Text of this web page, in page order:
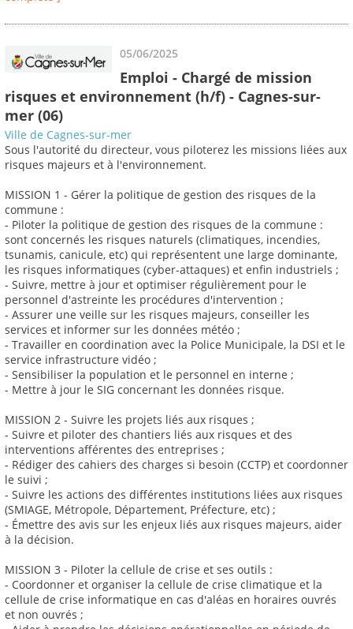
05/06/2025
Emploi - Chargé de mission
risques et environnement (h/f) - Cagnes-sur-
mer (06)
Ville de Cagnes-sur-mer
Sous l'autorité du directeur, vous piloterez les missions liées aux
risques majeurs et à l'environnement.
MISSION 1 - Gérer la politique de gestion des risques de la
commune :
- Piloter la politique de gestion des risques de la commune :
sont concernés les risques naturels (climatiques, incendies,
tsunamis, canicule, etc) qui représentent une large dominante,
les risques informatiques (cyber-attaques) et enfin industriels ;
- Suivre, mettre à jour et optimiser régulièrement pour le
personnel d'astreinte les procédures d'intervention ;
- Assurer une veille sur les risques majeurs, conseiller les
services et informer sur les données météo ;
- Travailler en coordination avec la Police Municipale, la DSI et le
service infrastructure vidéo ;
- Sensibiliser la population et le personnel en interne ;
- Mettre à jour le SIG concernant les données risque.
MISSION 2 - Suivre les projets liés aux risques ;
- Suivre et piloter des chantiers liés aux risques et des
interventions afférentes des entreprises ;
- Rédiger des cahiers des charges si besoin (CCTP) et coordonner
le suivi ;
- Suivre les actions des différentes institutions liées aux risques
(SMIAGE, Métropole, Département, Préfecture, etc) ;
- Émettre des avis sur les enjeux liés aux risques majeurs, aider
à la décision.
MISSION 3 - Piloter la cellule de crise et ses outils :
- Coordonner et organiser la cellule de crise climatique et la
cellule de crise informatique en cas d'aléas en horaires ouvrés
et non ouvrés ;